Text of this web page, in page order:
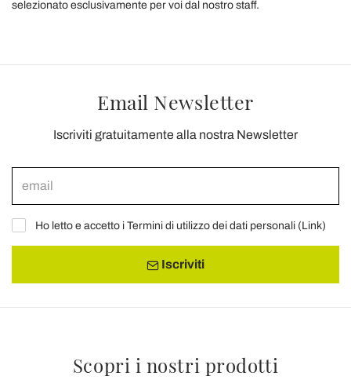
selezionato esclusivamente per voi dal nostro staff.
Email Newsletter
Iscriviti gratuitamente alla nostra Newsletter
Ho letto e accetto i Termini di utilizzo dei dati personali (Link)
Iscriviti
Scopri i nostri prodotti